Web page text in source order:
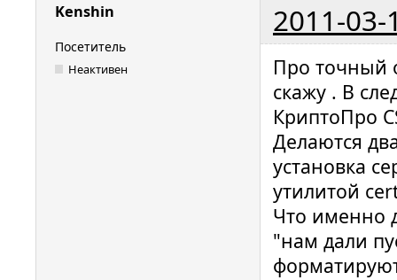
Kenshin 2011-03-
Посетитель
Неактивен
Про точный
скажу . В
КриптоПро
Делаются
установка
утилитой
Что именно
"нам дали